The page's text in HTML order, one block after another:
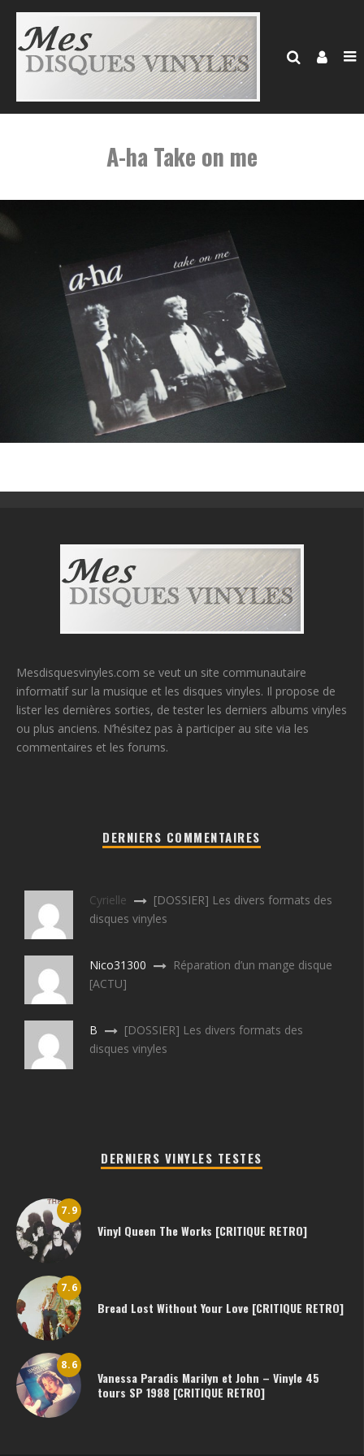
A-ha Take on me
Mesdisquesvinyles.com se veut un site communautaire
informatif sur la musique et les disques vinyles. Il propose de
lister les dernières sorties, de tester les derniers albums vinyles
ou plus anciens. N’hésitez pas à participer au site via les
commentaires et les forums.
DERNIERS COMMENTAIRES
Cyrielle
[DOSSIER] Les divers formats des
disques vinyles
Nico31300
Réparation d’un mange disque
[ACTU]
B
[DOSSIER] Les divers formats des
disques vinyles
DERNIERS VINYLES TESTES
7.9
Vinyl Queen The Works [CRITIQUE RETRO]
7.6
Bread Lost Without Your Love [CRITIQUE RETRO]
8.6
Vanessa Paradis Marilyn et John – Vinyle 45
tours SP 1988 [CRITIQUE RETRO]